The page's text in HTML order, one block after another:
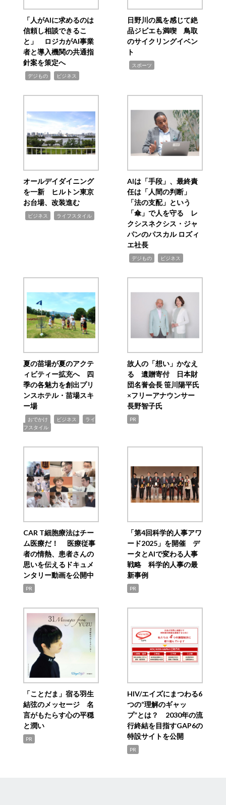
「人がAIに求めるのは
信頼し相談できるこ
と」 ロジカがAI事業
者と導入機関の共通指
針案を策定へ
デジもの ビジネス
日野川の風を感じて絶
品ジビエも満喫 鳥取
のサイクリングイベン
ト
スポーツ
オールデイダイニング
を一新 ヒルトン東京
お台場、改装進む
ビジネス ライフスタイル
AIは「手段」、最終責
任は「人間の判断」
「法の支配」という
「傘」で人を守る レ
クシスネクシス・ジャ
パンのパスカル ロズィ
エ社長
デジもの ビジネス
夏の苗場が夏のアクテ
ィビティー拡充へ 四
季の各魅力を創出プリ
ンスホテル・苗場スキ
ー場
おでかけ ビジネス
ライ
フスタイル
故人の「想い」かなえ
る 遺贈寄付 日本財
団名誉会長 笹川陽平氏
×フリーアナウンサー
長野智子氏
PR
CAR T細胞療法はチー
ム医療だ！ 医療従事
者の情熱、患者さんの
思いを伝えるドキュメ
ンタリー動画を公開中
PR
「第4回科学的人事アワ
ード2025」を開催 デ
ータとAIで変わる人事
戦略 科学的人事の最
新事例
PR
「ことだま」宿る羽生
結弦のメッセージ 名
言がもたらす心の平穏
と潤い
PR
HIV/エイズにまつわる6
つの“理解のギャッ
プ”とは？ 2030年の流
行終結を目指すGAP6の
特設サイトを公開
PR